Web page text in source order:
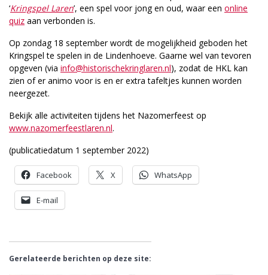
‘Kringspel Laren’, een spel voor jong en oud, waar een online
quiz aan verbonden is.
Op zondag 18 september wordt de mogelijkheid geboden het
Kringspel te spelen in de Lindenhoeve. Gaarne wel van tevoren
opgeven (via info@historischekringlaren.nl), zodat de HKL kan
zien of er animo voor is en er extra tafeltjes kunnen worden
neergezet.
Bekijk alle activiteiten tijdens het Nazomerfeest op
www.nazomerfeestlaren.nl.
(publicatiedatum 1 september 2022)
Facebook X WhatsApp
E-mail
Gerelateerde berichten op deze site: